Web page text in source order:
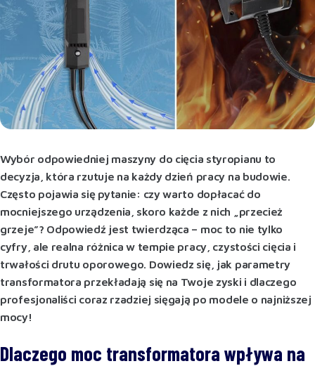
Wybór odpowiedniej maszyny do cięcia styropianu to
decyzja, która rzutuje na każdy dzień pracy na budowie.
Często pojawia się pytanie: czy warto dopłacać do
mocniejszego urządzenia, skoro każde z nich „przecież
grzeje”? Odpowiedź jest twierdząca – moc to nie tylko
cyfry, ale realna różnica w tempie pracy, czystości cięcia i
trwałości drutu oporowego. Dowiedz się, jak parametry
transformatora przekładają się na Twoje zyski i dlaczego
profesjonaliści coraz rzadziej sięgają po modele o najniższej
mocy!
Dlaczego moc transformatora wpływa na